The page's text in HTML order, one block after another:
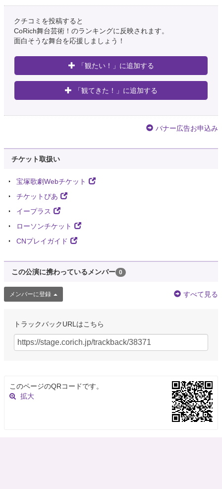
クチコミを投稿すると
CoRich舞台芸術！のランキングに反映されます。
面白そうな舞台を応援しましょう！
「観たい！」に追加する
「観てきた！」に追加する
バナー広告お申込み
チケット取扱い
宝塚歌劇Webチケット
チケットぴあ
イープラス
ローソンチケット
CNプレイガイド
この公演に携わっているメンバー 0
メンバーに登録 すべて見る
トラックバックURLはこちら
このページのQRコードです。
拡大